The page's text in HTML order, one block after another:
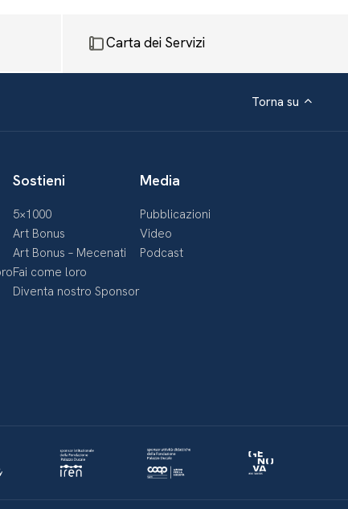
Carta dei Servizi
Torna su
Sostieni
5×1000
Art Bonus
Art Bonus – Mecenati
Fai come loro
Diventa nostro Sponsor
Media
Pubblicazioni
Video
Podcast